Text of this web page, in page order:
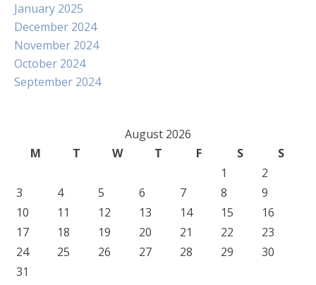
January 2025
December 2024
November 2024
October 2024
September 2024
August 2026
M
T W T F S
S
1
2
3
4 5 6 7 8
9
10
11 12 13 14 15
16
17
18 19 20 21 22
23
24
25 26 27 28 29
30
31